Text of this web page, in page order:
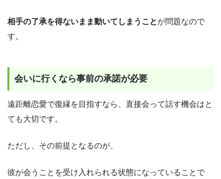
相手の了承を得ないまま動いてしまうことが問題なので
す。
会いに行くなら事前の承諾が必要
遠距離恋愛で復縁を目指すなら、直接会って話す機会はと
ても大切です。
ただし、その前提となるのが、
彼が会うことを受け入れられる状態になっていることで